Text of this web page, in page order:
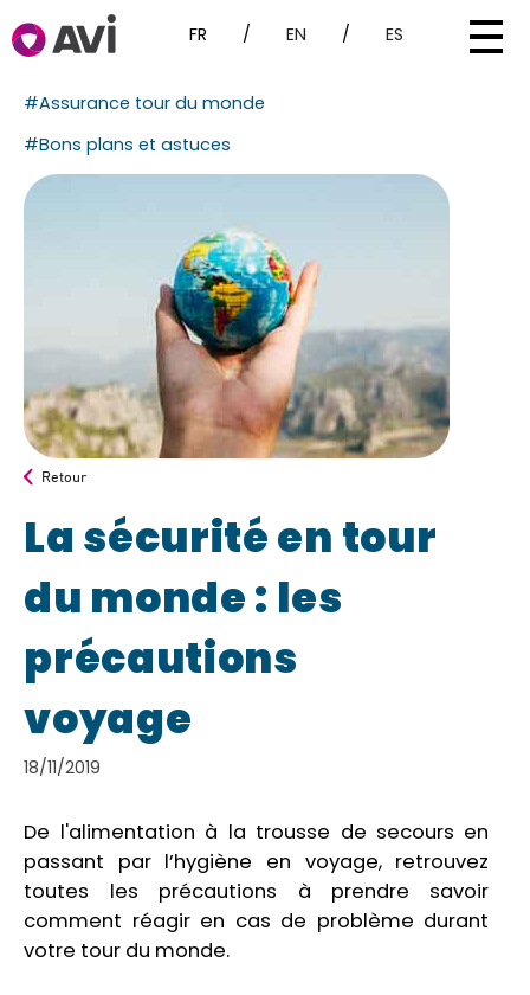
FR / EN / ES
#Assurance tour du monde
#Bons plans et astuces
Retour
La sécurité en tour
du monde : les
précautions
voyage
18/11/2019
De l'alimentation à la trousse de secours en
passant par l’hygiène en voyage, retrouvez
toutes les précautions à prendre savoir
comment réagir en cas de problème durant
votre tour du monde.